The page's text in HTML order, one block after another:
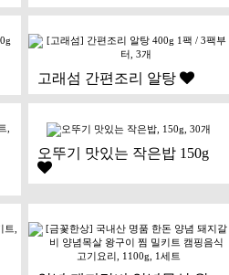
고래섬 간편조리 알탕
오뚜기 맛있는 작은밥 150g